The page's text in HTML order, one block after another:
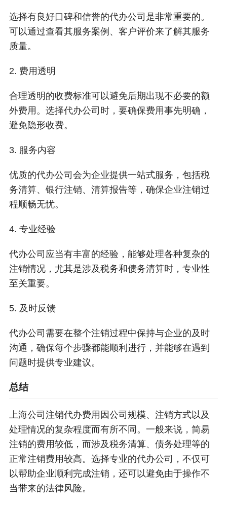
选择有良好口碑和信誉的代办公司是非常重要的。
可以通过查看其服务案例、客户评价来了解其服务
质量。
2. 费用透明
合理透明的收费标准可以避免后期出现不必要的额
外费用。选择代办公司时，要确保费用事先明确，
避免隐形收费。
3. 服务内容
优质的代办公司会为企业提供一站式服务，包括税
务清算、银行注销、清算报告等，确保企业注销过
程顺畅无忧。
4. 专业经验
代办公司应当有丰富的经验，能够处理各种复杂的
注销情况，尤其是涉及税务和债务清算时，专业性
至关重要。
5. 及时反馈
代办公司需要在整个注销过程中保持与企业的及时
沟通，确保每个步骤都能顺利进行，并能够在遇到
问题时提供专业建议。
总结
上海公司注销代办费用因公司规模、注销方式以及
处理情况的复杂程度而有所不同。一般来说，简易
注销的费用较低，而涉及税务清算、债务处理等的
正常注销费用较高。选择专业的代办公司，不仅可
以帮助企业顺利完成注销，还可以避免由于操作不
当带来的法律风险。